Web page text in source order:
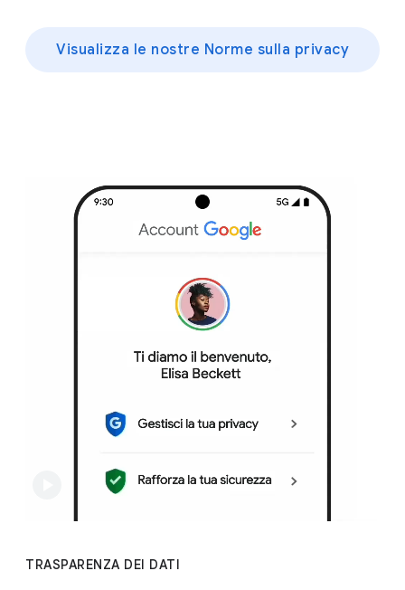
Visualizza le nostre Norme sulla privacy
TRASPARENZA DEI DATI